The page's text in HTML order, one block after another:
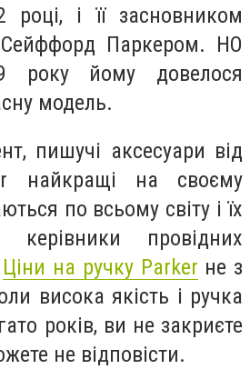
і її засновником
Паркером. НО
року йому довелося
модель.
пишучі аксесуари від
найкращі на своєму
по всьому світу і їх
провідних
Ціни на ручку Parker не з
висока якість і ручка
років, ви не закриєте
не відповісти.